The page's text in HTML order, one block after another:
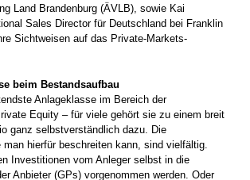
Land Brandenburg (ÄVLB), sowie Kai
Sales Director für Deutschland bei Franklin
Sichtweisen auf das Private-Markets-
beim Bestandsaufbau
Anlageklasse im Bereich der
Equity – für viele gehört sie zu einem breit
ganz selbstverständlich dazu. Die
man hierfür beschreiten kann, sind vielfältig.
Investitionen vom Anleger selbst in die
Anbieter (GPs) vorgenommen werden. Oder